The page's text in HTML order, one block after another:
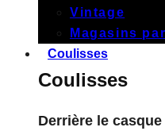
Vintage
Magasins
Coulisses
Coulisses
Derrière le